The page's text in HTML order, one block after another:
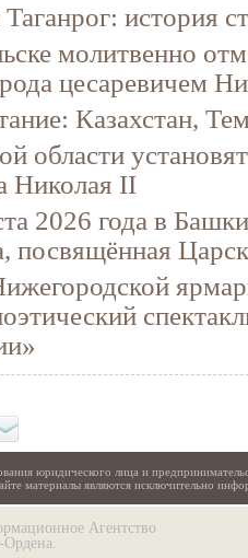
история
молитвенно
цесаревичем
Казахстан,
области
Николая II
2026 года в
посвящённая
юридического лица и
материалы являются исключительно
Агентство
Ордена.